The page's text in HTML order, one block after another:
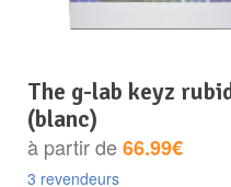
the g-lab keyz rubidium
(blanc)
à partir de66.99€
3 revendeurs